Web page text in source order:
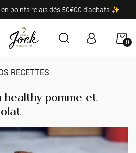
points relais dés 50€00 d'achats ✨
0
RECETTES
healthy pomme et